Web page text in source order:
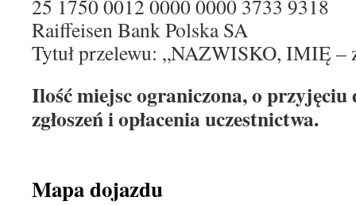
25 1750 0012 0000 0000 3733 9318
Raiffeisen Bank Polska SA
Tytuł przelewu: „NAZWISKO, IMIĘ –
Ilość miejsc ograniczona, o przyjęciu
zgłoszeń i opłacenia uczestnictwa.
Mapa dojazdu